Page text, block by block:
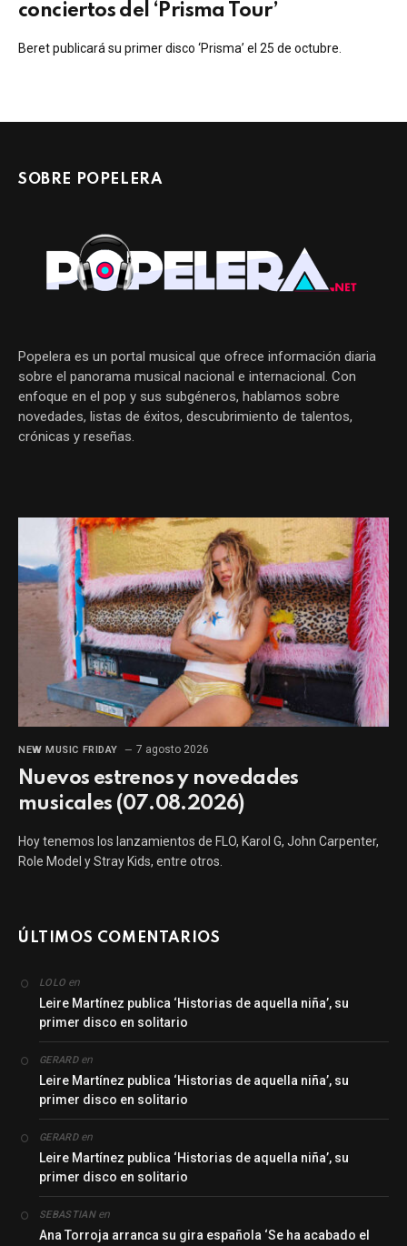
conciertos del ‘Prisma Tour’
Beret publicará su primer disco ‘Prisma’ el 25 de octubre.
SOBRE POPELERA
Popelera es un portal musical que ofrece información diaria
sobre el panorama musical nacional e internacional. Con
enfoque en el pop y sus subgéneros, hablamos sobre
novedades, listas de éxitos, descubrimiento de talentos,
crónicas y reseñas.
NEW MUSIC FRIDAY 7 agosto 2026
Nuevos estrenos y novedades
musicales (07.08.2026)
Hoy tenemos los lanzamientos de FLO, Karol G, John Carpenter,
Role Model y Stray Kids, entre otros.
ÚLTIMOS COMENTARIOS
LOLO en
Leire Martínez publica ‘Historias de aquella niña’, su
primer disco en solitario
GERARDen
Leire Martínez publica ‘Historias de aquella niña’, su
primer disco en solitario
GERARDen
Leire Martínez publica ‘Historias de aquella niña’, su
primer disco en solitario
SEBASTIANen
Ana Torroja arranca su gira española ‘Se ha acabado el